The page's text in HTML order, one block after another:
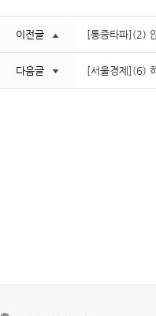
이전글 [통증타파](2)
다음글 [서울경제](6)